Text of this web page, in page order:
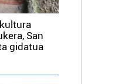
San
gidatua